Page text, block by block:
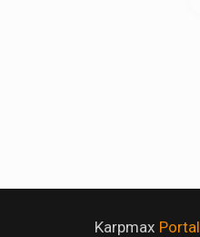
Karpmax Portal